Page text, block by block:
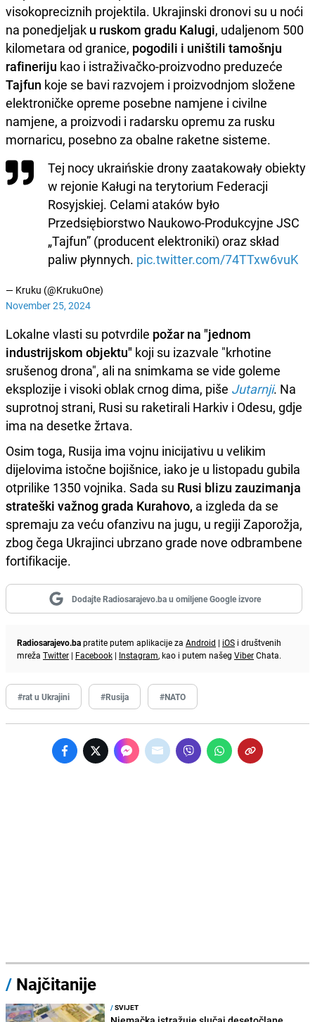
visokopreciznih projektila. Ukrajinski dronovi su u noći
na ponedjeljak u ruskom gradu Kalugi, udaljenom 500
kilometara od granice, pogodili i uništili tamošnju
rafineriju kao i istraživačko-proizvodno preduzeće
Tajfun koje se bavi razvojem i proizvodnjom složene
elektroničke opreme posebne namjene i civilne
namjene, a proizvodi i radarsku opremu za rusku
mornaricu, posebno za obalne raketne sisteme.
Tej nocy ukraińskie drony zaatakowały obiekty
w rejonie Kaługi na terytorium Federacji
Rosyjskiej. Celami ataków było
Przedsiębiorstwo Naukowo-Produkcyjne JSC
„Tajfun” (producent elektroniki) oraz skład
paliw płynnych. pic.twitter.com/74TTxw6vuK
— Kruku (@KrukuOne)
November 25, 2024
Lokalne vlasti su potvrdile požar na "jednom
industrijskom objektu" koji su izazvale "krhotine
srušenog drona", ali na snimkama se vide goleme
eksplozije i visoki oblak crnog dima, piše Jutarnji. Na
suprotnoj strani, Rusi su raketirali Harkiv i Odesu, gdje
ima na desetke žrtava.
Osim toga, Rusija ima vojnu inicijativu u velikim
dijelovima istočne bojišnice, iako je u listopadu gubila
otprilike 1350 vojnika. Sada su Rusi blizu zauzimanja
strateški važnog grada Kurahovo, a izgleda da se
spremaju za veću ofanzivu na jugu, u regiji Zaporožja,
zbog čega Ukrajinci ubrzano grade nove odbrambene
fortifikacije.
Dodajte Radiosarajevo.ba u omiljene Google izvore
Radiosarajevo.bapratite putem aplikacije za Android | iOS i društvenih
mreža Twitter | Facebook | Instagram, kao i putem našeg ViberChata.
#rat u Ukrajini #Rusija #NATO
/ Najčitanije
/SVIJET